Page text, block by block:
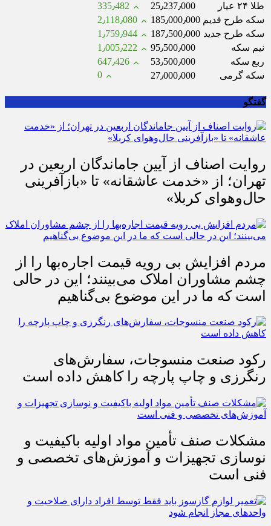
طلا ۲۴ عیار
25٫237٫000
335٫482
سکه طرح قدیم 185٫000٫000
2٫118٫080
سکه طرح جدید 187٫500٫000
1٫759٫944
نیم سکه
95٫500٫000
1٫005٫222
ربع سکه
53٫500٫000
647٫426
سکه گرمی
27٫000٫000 0
گفتگو
روایت اصناف از آیین جاماندگان اربعین در
تهران؛ از «خدمت عاشقانه» تا «بازآفرینی
حال‌وهوای کربلا»
مردم افزایش بی رویه قیمت اجاره‌بها را از
چشم مشاوران املاک می‌بینند؛ این در حالی
است که ما در این موضوع بی‌گناهیم
رکود صنعت منسوجات، سفارش‌های
رنگرزی و چاپ پارچه را کاهش داده است
مشکلات صنف تأمین مواد اولیه باکیفیت و
نوسازی تجهیزات و آموزش‌های تخصصی و
فنی است